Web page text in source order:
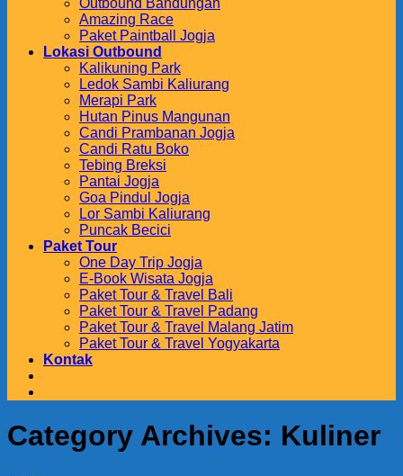
Outbound Bandungan
Amazing Race
Paket Paintball Jogja
Lokasi Outbound
Kalikuning Park
Ledok Sambi Kaliurang
Merapi Park
Hutan Pinus Mangunan
Candi Prambanan Jogja
Candi Ratu Boko
Tebing Breksi
Pantai Jogja
Goa Pindul Jogja
Lor Sambi Kaliurang
Puncak Becici
Paket Tour
One Day Trip Jogja
E-Book Wisata Jogja
Paket Tour & Travel Bali
Paket Tour & Travel Padang
Paket Tour & Travel Malang Jatim
Paket Tour & Travel Yogyakarta
Kontak
Category Archives: Kuliner